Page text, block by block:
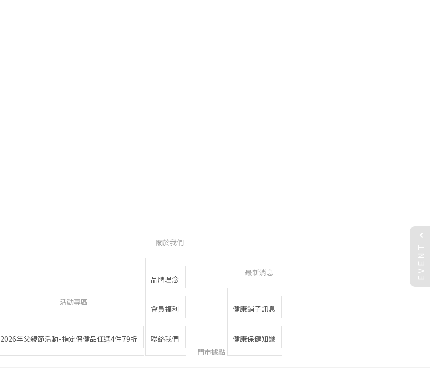
活動專區
2026年父親節活動-指定保健品任選4件79折
關於我們
品牌理念
會員福利
聯絡我們
門市據點
最新消息
健康鋪子訊息
健康保健知識
EVENT